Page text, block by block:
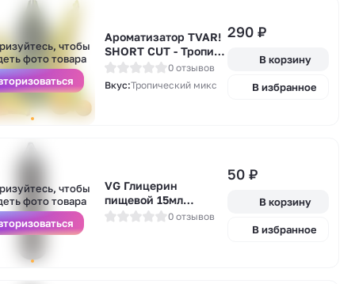
чтобы
фото товара
Ароматизатор TVAR!
SHORT CUT - Тропик
панч (Тропический
микс) 13мл
0 отзывов
Вкус:Тропический микс
290 ₽
В корзину
В избранное
чтобы
фото товара
VG Глицерин
пищевой 15мл
(SAMKA)
0 отзывов
50 ₽
В корзину
В избранное